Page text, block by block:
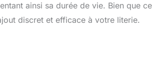
ainsi sa durée de vie. Bien que ce
discret et efficace à votre literie.